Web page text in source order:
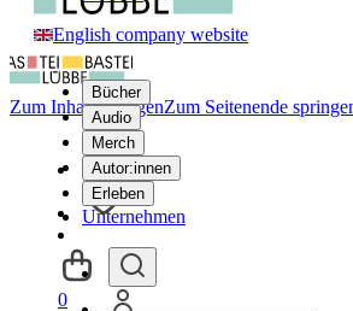
English company website
Bücher
Audio
Merch
Autor:innen
Erleben
Unternehmen
Zum Inhalt springenZum Seitenende
0